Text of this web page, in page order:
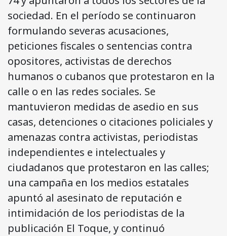
sociedad. En el período se continuaron
formulando severas acusaciones,
peticiones fiscales o sentencias contra
opositores, activistas de derechos
humanos o cubanos que protestaron en la
calle o en las redes sociales. Se
mantuvieron medidas de asedio en sus
casas, detenciones o citaciones policiales y
amenazas contra activistas, periodistas
independientes e intelectuales y
ciudadanos que protestaron en las calles;
una campaña en los medios estatales
apuntó al asesinato de reputación e
intimidación de los periodistas de la
publicación El Toque, y continuó